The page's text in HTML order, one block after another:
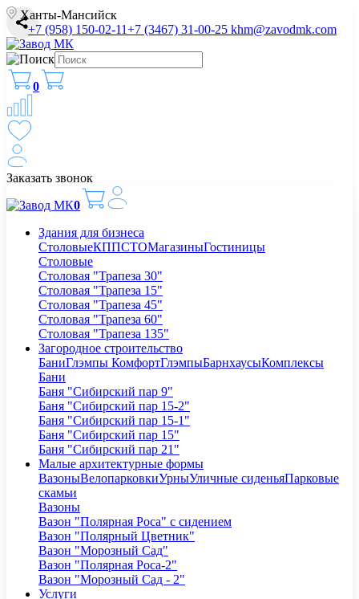
Ханты-Мансийск
+7 (958) 150-02-11+7 (3467) 31-00-25 khm@zavodmk.com
0
Заказать звонок
0
Здания для бизнеса
СтоловыеКППСТОМагазиныГостиницы
Столовые
Столовая "Трапеза 30"
Столовая "Трапеза 15"
Столовая "Трапеза 45"
Столовая "Трапеза 60"
Столовая "Трапеза 135"
Загородное строительство
БаниГлэмпы КомфортГлэмпыБарнхаусыКомплексы
Бани
Баня "Сибирский пар 9"
Баня "Сибирский пар 15-2"
Баня "Сибирский пар 15-1"
Баня "Сибирский пар 15"
Баня "Сибирский пар 21"
Малые архитектурные формы
ВазоныВелопарковкиУрныУличные сиденьяПарковые
скамьи
Вазоны
Вазон "Полярная Роса" с сидением
Вазон "Полярный Цветник"
Вазон "Морозный Сад"
Вазон "Полярная Роса-2"
Вазон "Морозный Сад - 2"
Услуги